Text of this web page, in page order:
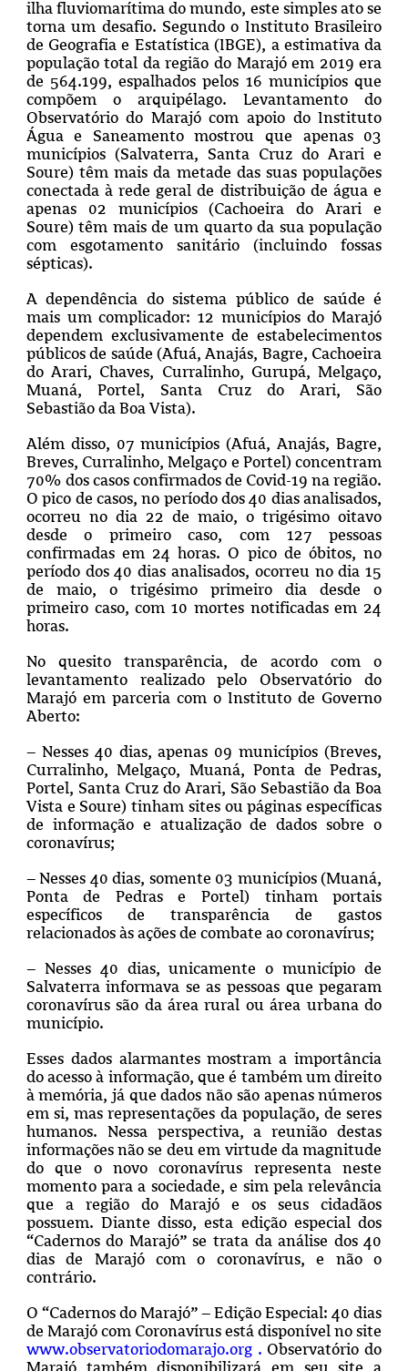
ilha fluviomarítima do mundo, este simples ato se
torna um desafio. Segundo o Instituto Brasileiro
de Geografia e Estatística (IBGE), a estimativa da
população total da região do Marajó em 2019 era
de 564.199, espalhados pelos 16 municípios que
compõem o arquipélago. Levantamento do
Observatório do Marajó com apoio do Instituto
Água e Saneamento mostrou que apenas 03
municípios (Salvaterra, Santa Cruz do Arari e
Soure) têm mais da metade das suas populações
conectada à rede geral de distribuição de água e
apenas 02 municípios (Cachoeira do Arari e
Soure) têm mais de um quarto da sua população
com esgotamento sanitário (incluindo fossas
sépticas).
A dependência do sistema público de saúde é
mais um complicador: 12 municípios do Marajó
dependem exclusivamente de estabelecimentos
públicos de saúde (Afuá, Anajás, Bagre, Cachoeira
do Arari, Chaves, Curralinho, Gurupá, Melgaço,
Muaná, Portel, Santa Cruz do Arari, São
Sebastião da Boa Vista).
Além disso, 07 municípios (Afuá, Anajás, Bagre,
Breves, Curralinho, Melgaço e Portel) concentram
70% dos casos confirmados de Covid-19 na região.
O pico de casos, no período dos 40 dias analisados,
ocorreu no dia 22 de maio, o trigésimo oitavo
desde o primeiro caso, com 127 pessoas
confirmadas em 24 horas. O pico de óbitos, no
período dos 40 dias analisados, ocorreu no dia 15
de maio, o trigésimo primeiro dia desde o
primeiro caso, com 10 mortes notificadas em 24
horas.
No quesito transparência, de acordo com o
levantamento realizado pelo Observatório do
Marajó em parceria com o Instituto de Governo
Aberto:
– Nesses 40 dias, apenas 09 municípios (Breves,
Curralinho, Melgaço, Muaná, Ponta de Pedras,
Portel, Santa Cruz do Arari, São Sebastião da Boa
Vista e Soure) tinham sites ou páginas específicas
de informação e atualização de dados sobre o
coronavírus;
– Nesses 40 dias, somente 03 municípios (Muaná,
Ponta de Pedras e Portel) tinham portais
específicos de transparência de gastos
relacionados às ações de combate ao coronavírus;
– Nesses 40 dias, unicamente o município de
Salvaterra informava se as pessoas que pegaram
coronavírus são da área rural ou área urbana do
município.
Esses dados alarmantes mostram a importância
do acesso à informação, que é também um direito
à memória, já que dados não são apenas números
em si, mas representações da população, de seres
humanos. Nessa perspectiva, a reunião destas
informações não se deu em virtude da magnitude
do que o novo coronavírus representa neste
momento para a sociedade, e sim pela relevância
que a região do Marajó e os seus cidadãos
possuem. Diante disso, esta edição especial dos
“Cadernos do Marajó” se trata da análise dos 40
dias de Marajó com o coronavírus, e não o
contrário.
O “Cadernos do Marajó” – Edição Especial: 40 dias
de Marajó com Coronavírus está disponível no site
www.observatoriodomarajo.org . Observatório do
Marajó também disponibilizará em seu site a